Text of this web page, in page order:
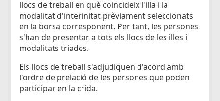
llocs de treball en què coincideix l'illa i la
modalitat d'interinitat prèviament seleccionats
en la borsa corresponent. Per tant, les persones
s'han de presentar a tots els llocs de les illes i
modalitats triades.
Els llocs de treball s'adjudiquen d'acord amb
l'ordre de prelació de les persones que poden
participar en la crida.